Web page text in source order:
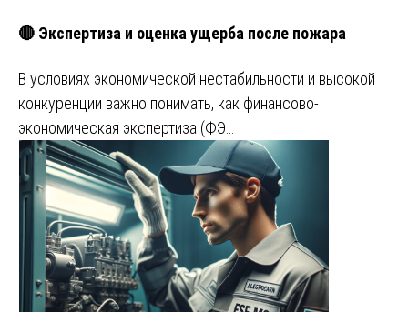
🔴 Экспертиза и оценка ущерба после пожара
В условиях экономической нестабильности и высокой
конкуренции важно понимать, как финансово-
экономическая экспертиза (ФЭ…